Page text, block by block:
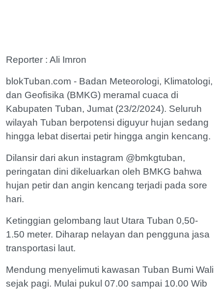
Reporter : Ali Imron
blokTuban.com - Badan Meteorologi, Klimatologi,
dan Geofisika (BMKG) meramal cuaca di
Kabupaten Tuban, Jumat (23/2/2024). Seluruh
wilayah Tuban berpotensi diguyur hujan sedang
hingga lebat disertai petir hingga angin kencang.
Dilansir dari akun instagram @bmkgtuban,
peringatan dini dikeluarkan oleh BMKG bahwa
hujan petir dan angin kencang terjadi pada sore
hari.
Ketinggian gelombang laut Utara Tuban 0,50-
1.50 meter. Diharap nelayan dan pengguna jasa
transportasi laut.
Mendung menyelimuti kawasan Tuban Bumi Wali
sejak pagi. Mulai pukul 07.00 sampai 10.00 Wib